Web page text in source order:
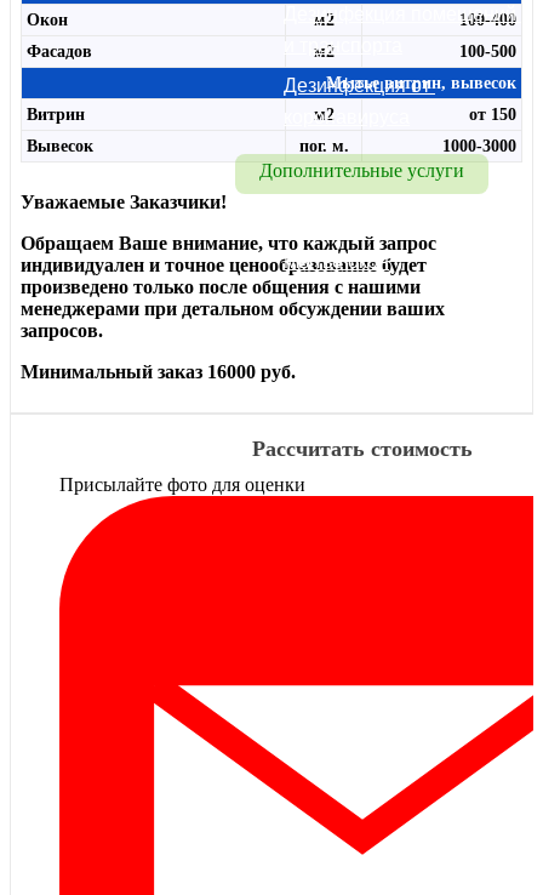
Дезинфекция помещений
и транспорта
Дезинфекция от
коронавируса
Дополнительные услуги
Мытье окон
Окон
м2
100-400
Фасадов
м2
100-500
Мытье витрин, вывесок
Витрин
м2
от 150
Вывесок
пог. м. 1000-3000
Уважаемые Заказчики!
Обращаем Ваше внимание, что каждый запрос
индивидуален и точное ценообразование будет
произведено только после общения с нашими
менеджерами при детальном обсуждении ваших
запросов.
Минимальный заказ 16000 руб.
Рассчитать стоимость
Присылайте фото для оценки